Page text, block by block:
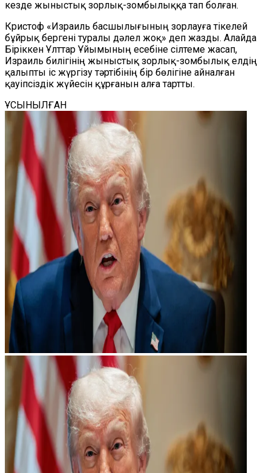
кезде жыныстық зорлық-зомбылыққа тап болған.
Кристоф «Израиль басшылығының зорлауға тікелей
бұйрық бергені туралы дәлел жоқ» деп жазды. Алайда
Біріккен Ұлттар Ұйымының есебіне сілтеме жасап,
Израиль билігінің жыныстық зорлық-зомбылық елдің
қалыпты іс жүргізу тәртібінің бір бөлігіне айналған
қауіпсіздік жүйесін құрғанын алға тартты.
ҰСЫНЫЛҒАН